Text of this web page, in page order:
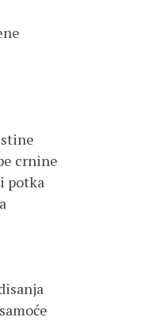
crnine
potka